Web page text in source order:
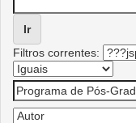
Filtros correntes: